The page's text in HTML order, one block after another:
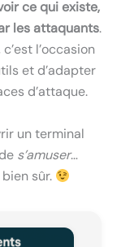
ce qui existe,
les attaquants.
l’occasion
et d’adapter
d’attaque.
un terminal
s’amuser…
sûr.